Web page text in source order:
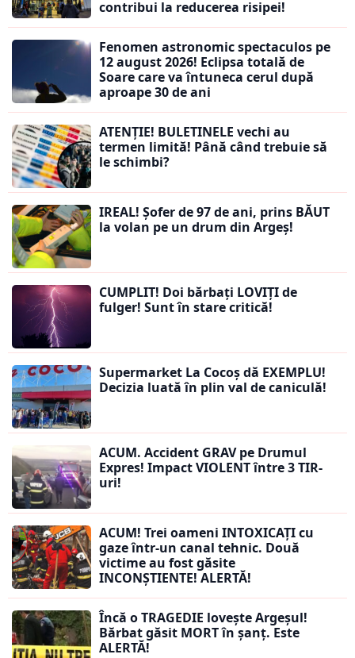
contribui la reducerea risipei!
Fenomen astronomic spectaculos pe
12 august 2026! Eclipsa totală de
Soare care va întuneca cerul după
aproape 30 de ani
ATENȚIE! BULETINELE vechi au
termen limită! Până când trebuie să
le schimbi?
IREAL! Șofer de 97 de ani, prins BĂUT
la volan pe un drum din Argeș!
CUMPLIT! Doi bărbați LOVIȚI de
fulger! Sunt în stare critică!
Supermarket La Cocoș dă EXEMPLU!
Decizia luată în plin val de caniculă!
ACUM. Accident GRAV pe Drumul
Expres! Impact VIOLENT între 3 TIR-
uri!
ACUM! Trei oameni INTOXICAȚI cu
gaze într-un canal tehnic. Două
victime au fost găsite
INCONȘTIENTE! ALERTĂ!
Încă o TRAGEDIE lovește Argeșul!
Bărbat găsit MORT în șanț. Este
ALERTĂ!